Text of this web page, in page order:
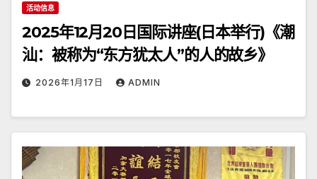
活动信息
2025年12月20日国际讲座(日本举行)《潮
汕：被称为“东方犹太人”的人的故乡》
2026年1月17日 ADMIN